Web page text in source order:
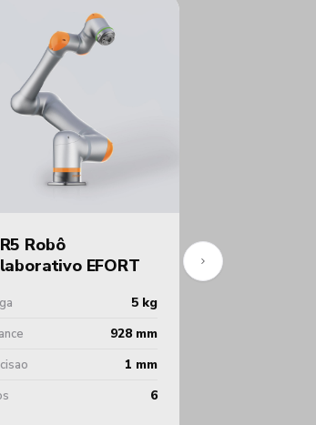
Robô
EFORT
5 kg
928 mm
1 mm
6